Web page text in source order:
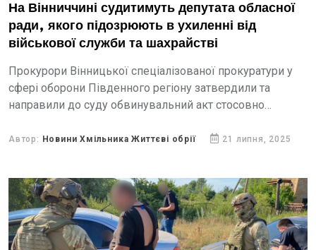
На Вінниччині судитимуть депутата обласної
ради, якого підозрюють в ухиленні від
військової служби та шахрайстві
Прокурори Вінницької спеціалізованої прокуратури у
сфері оборони Південного регіону затвердили та
направили до суду обвинувальний акт стосовно
військовослужбовця Сил ТрО ЗСУ, обвинуваченого в...
Автор: Новини Хмільника Життєві обрії 21 липня, 2025